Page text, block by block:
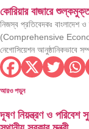
কোরিয়ার বাজারে
নিজস্ব প্রতিবেদকঃ বাংলাদেশ
(Comprehensive
নেগোসিয়েশন আনুষ্ঠানিকভাবে
আরও পড়ুন
দূষণ নিয়ন্ত্রণ ও পরিবেশ